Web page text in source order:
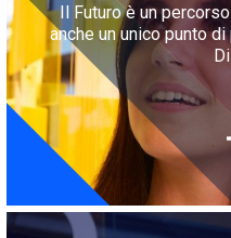
Il Futuro è un
anche un unico punto